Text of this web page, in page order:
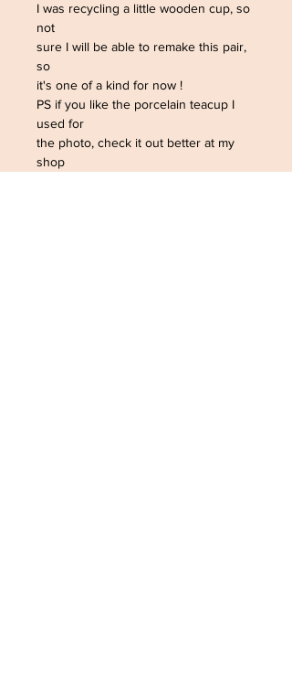
I was recycling a little wooden cup, so
not
sure I will be able to remake this pair,
so
it's one of a kind for now !
PS if you like the porcelain teacup I
used for
the photo, check it out better at my
shop